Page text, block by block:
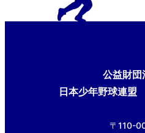
公益財
日本少年野球連盟
〒110-